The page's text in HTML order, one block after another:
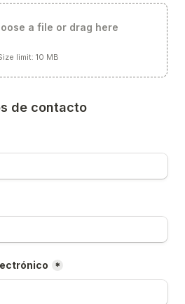
a file or drag here
limit: 10 MB
de contacto
*